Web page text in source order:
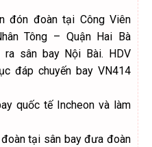
đón đoàn tại Công Viên
Tông – Quận Hai Bà
sân bay Nội Bài. HDV
đáp chuyến bay VN414
quốc tế Incheon và làm
tại sân bay đưa đoàn